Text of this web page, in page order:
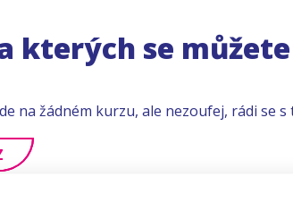
kterých se
na žádném kurzu, ale nezoufej, rádi se